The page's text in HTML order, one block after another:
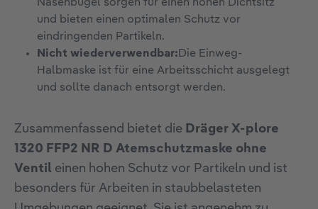
Nasenbügel sorgen für einen hohen Dichtsitz
und bieten einen optimalen Schutz vor
eindringenden Partikeln.
Nicht wiederverwendbar: Die Einweg-
Halbmaske ist für eine Arbeitsschicht ausgelegt
und sollte danach entsorgt werden.
Zusammenfassend bietet die Dräger X-plore
1320 FFP2 NR D Atemschutzmaske ohne
Ventil einen hohen Schutz vor Partikeln und ist
besonders für Arbeiten in staubbelasteten